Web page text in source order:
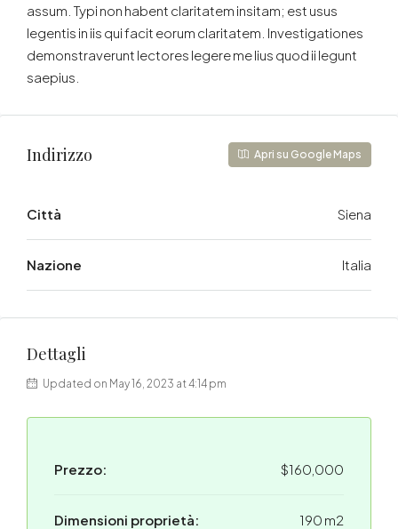
assum. Typi non habent claritatem insitam; est usus
legentis in iis qui facit eorum claritatem. Investigationes
demonstraverunt lectores legere me lius quod ii legunt
saepius.
Indirizzo Apri su Google Maps
Città Siena
Nazione Italia
Dettagli
Updated on May 16, 2023 at 4:14 pm
Prezzo: $160,000
Dimensioni proprietà: 190 m2